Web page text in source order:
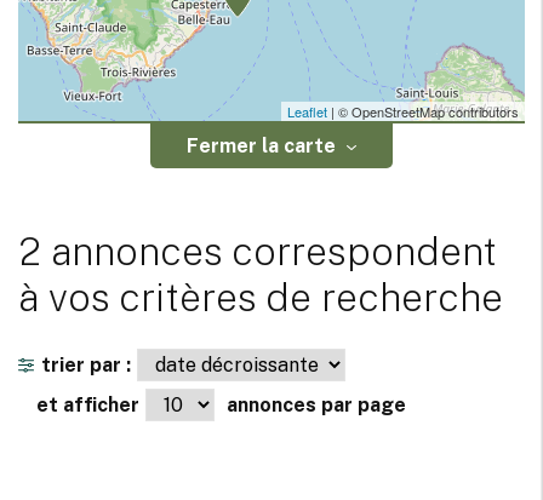
Leaflet | © OpenStreetMap contributors
Fermer la carte
2 annonces correspondent
à vos critères de recherche
trier par :
et afficher
annonces par page